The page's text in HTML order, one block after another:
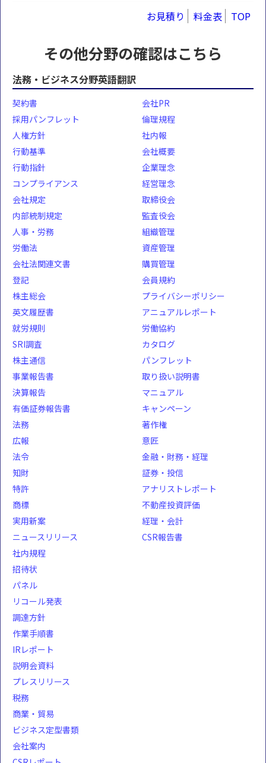
お見積り 料金表 TOP
その他分野の確認はこちら
法務・ビジネス分野英語翻訳
契約書
採用パンフレット
人権方針
行動基準
行動指針
コンプライアンス
会社規定
内部統制規定
人事・労務
労働法
会社法関連文書
登記
株主総会
英文履歴書
会社PR
倫理規程
社内報
会社概要
企業理念
経営理念
取締役会
監査役会
組織管理
資産管理
購買管理
会員規約
プライバシーポリシー
アニュアルレポート
就労規則
SRI調査
株主通信
事業報告書
決算報告
有価証券報告書
法務
広報
法令
知財
特許
商標
実用新案
ニュースリリース
労働協約
カタログ
パンフレット
取り扱い説明書
マニュアル
キャンペーン
著作権
意匠
金融・財務・経理
証券・投信
アナリストレポート
不動産投資評価
経理・会計
CSR報告書
社内規程
招待状
パネル
リコール発表
調達方針
作業手順書
IRレポート
説明会資料
プレスリリース
税務
商業・貿易
ビジネス定型書類
会社案内